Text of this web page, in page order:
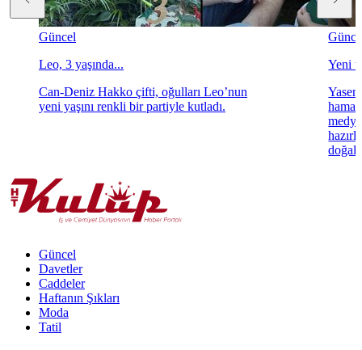
Güncel
Leo, 3 yaşında...
Can-Deniz Hakko çifti, oğulları Leo’nun
yeni yaşını renkli bir partiyle kutladı.
Yeni
doğal
Güncel
Davetler
Caddeler
Haftanın Şıkları
Moda
Tatil